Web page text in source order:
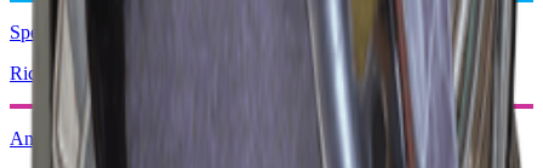
Spettrometro
Ricicla: x1
Analizzatore di spettro